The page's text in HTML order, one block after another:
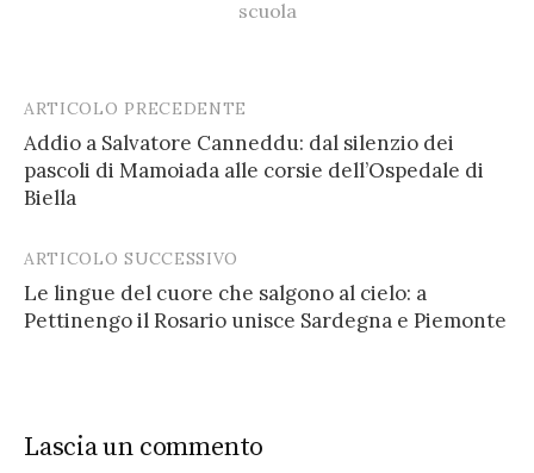
scuola
Post
navigation
ARTICOLO PRECEDENTE
Addio a Salvatore Canneddu: dal silenzio dei
pascoli di Mamoiada alle corsie dell’Ospedale di
Biella
ARTICOLO SUCCESSIVO
Le lingue del cuore che salgono al cielo: a
Pettinengo il Rosario unisce Sardegna e Piemonte
Lascia un commento